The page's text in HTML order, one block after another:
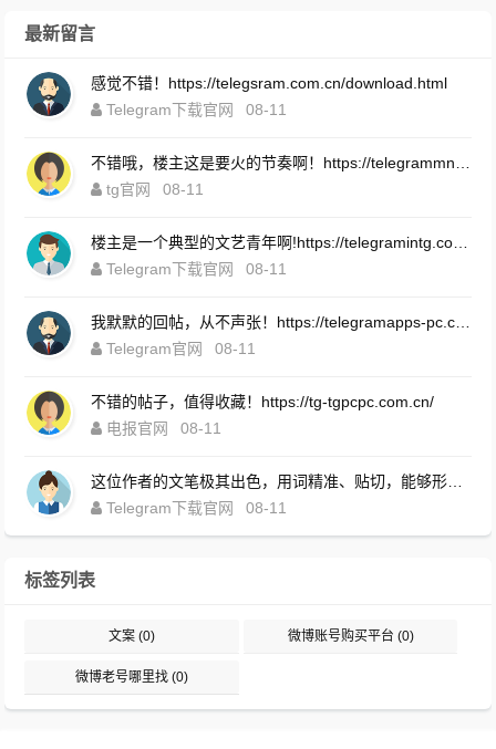
最新留言
感觉不错！https://telegsram.com.cn/download.html
Telegram下载官网
08-11
tg官网
08-11
Telegram下载官网
08-11
Telegram官网
08-11
不错的帖子，值得收藏！https://tg-tgpcpc.com.cn/
电报官网
08-11
Telegram下载官网
08-11
标签列表
文案 (0) 微博账号购买平台 (0)
微博老号哪里找 (0)